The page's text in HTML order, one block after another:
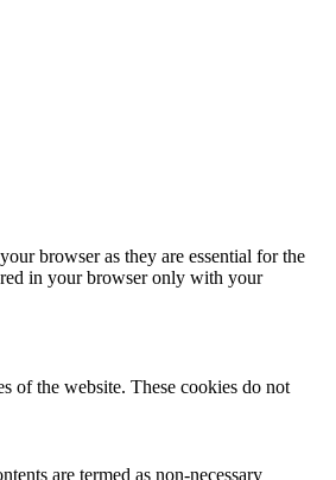
browser as they are essential for the
in your browser only with your
of the website. These cookies do not
are termed as non-necessary